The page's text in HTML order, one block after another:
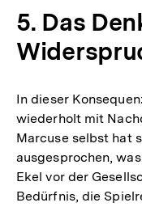
Fußnote
5. Das
In dieser
wiederholt mit
Marcuse selbst hat
ausgesprochen,
Ekel vor der
Bedürfnis, die